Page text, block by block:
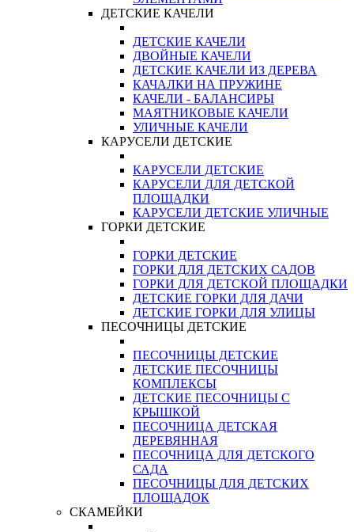
ДЕТСКИЕ КАЧЕЛИ
ДЕТСКИЕ КАЧЕЛИ
ДВОЙНЫЕ КАЧЕЛИ
ДЕТСКИЕ КАЧЕЛИ ИЗ ДЕРЕВА
КАЧАЛКИ НА ПРУЖИНЕ
КАЧЕЛИ - БАЛАНСИРЫ
МАЯТНИКОВЫЕ КАЧЕЛИ
УЛИЧНЫЕ КАЧЕЛИ
КАРУСЕЛИ ДЕТСКИЕ
КАРУСЕЛИ ДЕТСКИЕ
КАРУСЕЛИ ДЛЯ ДЕТСКОЙ
ПЛОЩАДКИ
КАРУСЕЛИ ДЕТСКИЕ УЛИЧНЫЕ
ГОРКИ ДЕТСКИЕ
ГОРКИ ДЕТСКИЕ
ГОРКИ ДЛЯ ДЕТСКИХ САДОВ
ГОРКИ ДЛЯ ДЕТСКОЙ ПЛОЩАДКИ
ДЕТСКИЕ ГОРКИ ДЛЯ ДАЧИ
ДЕТСКИЕ ГОРКИ ДЛЯ УЛИЦЫ
ПЕСОЧНИЦЫ ДЕТСКИЕ
ПЕСОЧНИЦЫ ДЕТСКИЕ
ДЕТСКИЕ ПЕСОЧНИЦЫ
КОМПЛЕКСЫ
ДЕТСКИЕ ПЕСОЧНИЦЫ С
КРЫШКОЙ
ПЕСОЧНИЦА ДЕТСКАЯ
ДЕРЕВЯННАЯ
ПЕСОЧНИЦА ДЛЯ ДЕТСКОГО
САДА
ПЕСОЧНИЦЫ ДЛЯ ДЕТСКИХ
ПЛОЩАДОК
СКАМЕЙКИ